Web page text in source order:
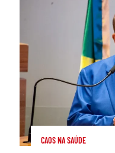
CAOS NA SAÚDE